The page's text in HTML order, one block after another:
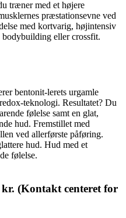
træner med et højere
præstationsevne ved
med kortvarig, højintensiv
eller crossfit.
bentonit-lerets urgamle
teknologi. Resultatet? Du
følelse samt en glat,
hud. Fremstillet med
ved allerførste påføring.
hud. Hud med et
følelse.
kr. (Kontakt centeret for